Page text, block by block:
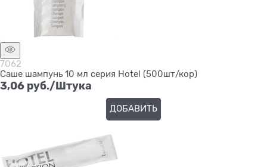
7062
Саше шампунь 10 мл серия Hotel (500шт/кор)
3,06 руб./Штука
ДОБАВИТЬ